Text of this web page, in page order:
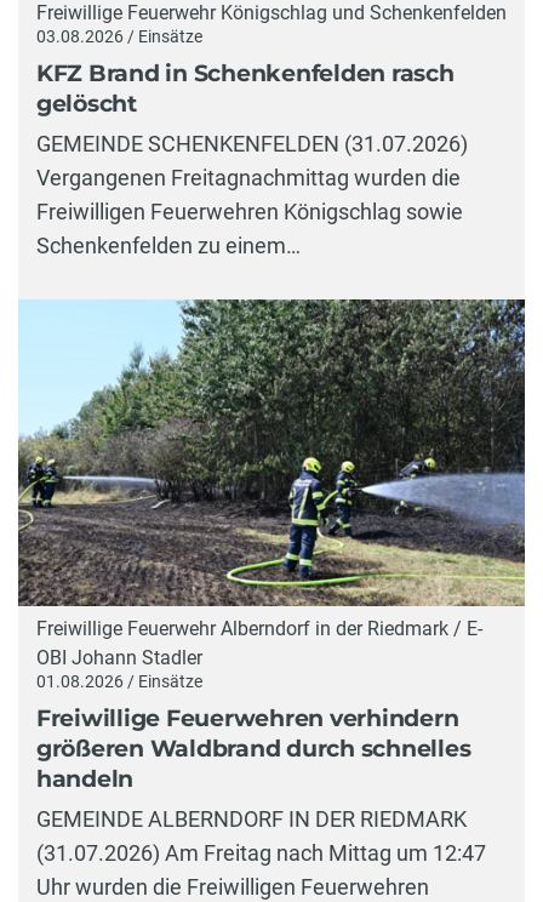
Freiwillige Feuerwehr Königschlag und Schenkenfelden
03.08.2026 / Einsätze
KFZ Brand in Schenkenfelden rasch
gelöscht
GEMEINDE SCHENKENFELDEN (31.07.2026)
Vergangenen Freitagnachmittag wurden die
Freiwilligen Feuerwehren Königschlag sowie
Schenkenfelden zu einem…
Freiwillige Feuerwehr Alberndorf in der Riedmark / E-
OBI Johann Stadler
01.08.2026 / Einsätze
Freiwillige Feuerwehren verhindern
größeren Waldbrand durch schnelles
handeln
GEMEINDE ALBERNDORF IN DER RIEDMARK
(31.07.2026) Am Freitag nach Mittag um 12:47
Uhr wurden die Freiwilligen Feuerwehren